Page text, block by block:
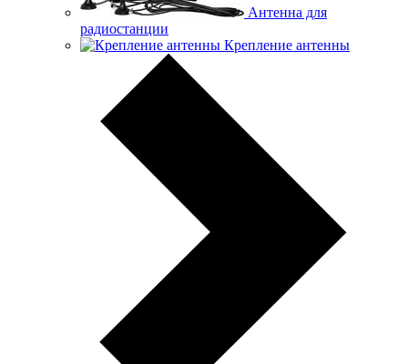
Антенна для
радиостанции
Крепление антенны